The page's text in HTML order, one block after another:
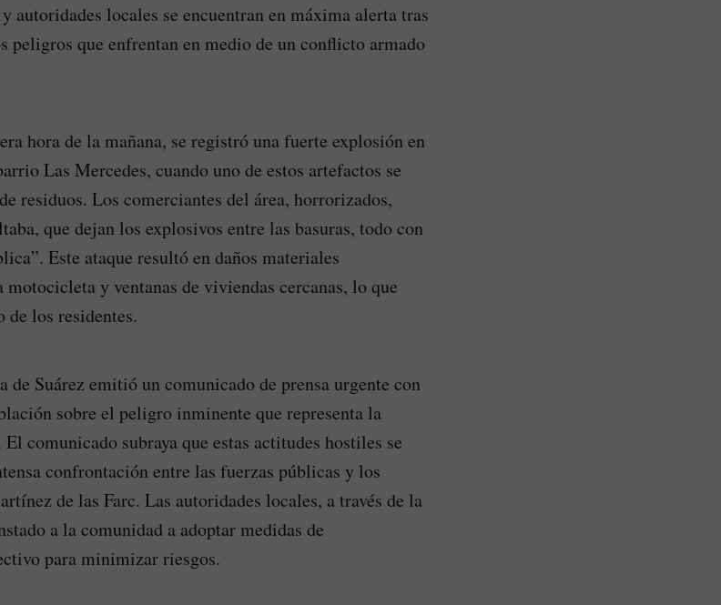
autoridades locales se encuentran en máxima alerta tras
peligros que enfrentan en medio de un conflicto armado
hora de la mañana, se registró una fuerte explosión en
Las Mercedes, cuando uno de estos artefactos se
residuos. Los comerciantes del área, horrorizados,
que dejan los explosivos entre las basuras, todo con
Este ataque resultó en daños materiales
y ventanas de viviendas cercanas, lo que
de los residentes.
Suárez emitió un comunicado de prensa urgente con
sobre el peligro inminente que representa la
comunicado subraya que estas actitudes hostiles se
confrontación entre las fuerzas públicas y los
de las Farc. Las autoridades locales, a través de la
a la comunidad a adoptar medidas de
para minimizar riesgos.